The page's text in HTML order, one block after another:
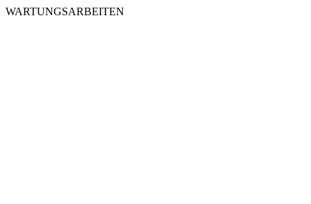
WARTUNGSARBEITEN